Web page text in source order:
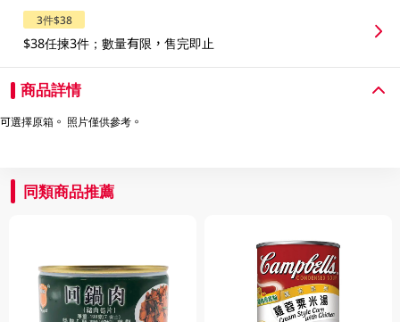
3件$38
$38任揀3件；數量有限，售完即止
商品詳情
可選擇原箱。 照片僅供參考。
同類商品推薦